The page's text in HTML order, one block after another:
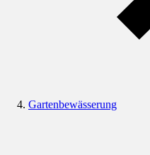
Gartenbewässerung